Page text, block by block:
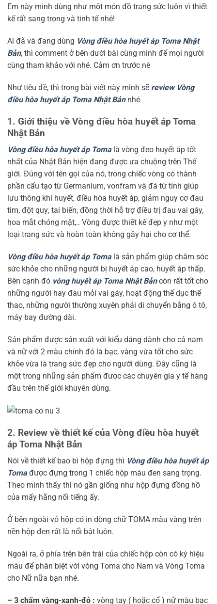
Em này mình dùng như một món đồ trang sức luôn vì thiết
kế rất sang trọng và tinh tế nhé!
Ai đã và đang dùng Vòng điều hòa huyết áp Toma Nhật
Bản, thì comment ở bên dưới bài cùng mình để mọi người
cùng tham khảo với nhé. Cảm ơn trước nè
Như tiêu đề, thì trong bài viết này mình sẽ review Vòng
điều hòa huyết áp Toma Nhật Bảnnhé
1. Giới thiệu về Vòng điều hòa huyết áp Toma
Nhật Bản
Vòng điều hòa huyết áp Toma là vòng đeo huyết áp tốt
nhất của Nhật Bản hiện đang được ưa chuộng trên Thế
giới. Đúng với tên gọi của nó, trong chiếc vòng có thành
phần cấu tạo từ Germanium, vonfram và đá từ tính giúp
lưu thông khí huyết, điều hòa huyết áp, giảm nguy cơ đau
tim, đột quỵ, tai biến, đồng thời hỗ trợ điều trị đau vai gáy,
hoa mắt chóng mặt,.. Vòng được thiết kế đẹp y như một
loại trang sức và hoàn toàn không gây hại cho cơ thể.
Vòng điều hòa huyết áp Tomalà sản phẩm giúp chăm sóc
sức khỏe cho những người bị huyết áp cao, huyết áp thấp.
Bên cạnh đó vòng huyết áp Toma Nhật Bảncòn rất tốt cho
những người hay đau mỏi vai gáy, hoạt động thể dục thể
thao, những người thường xuyên phải di chuyển bằng ô tô,
máy bay đường dài.
Sản phẩm được sản xuất với kiểu dáng dành cho cả nam
và nữ với 2 màu chính đó là bạc, vàng vừa tốt cho sức
khỏe vừa là trang sức đẹp cho người dùng. Đây cũng là
một trong những sản phẩm được các chuyên gia y tế hàng
đầu trên thế giới khuyên dùng.
2. Review về thiết kế của Vòng điều hòa huyết
áp Toma Nhật Bản
Nói về thiết kế bao bì hộp đựng thì Vòng điều hòa huyết áp
Tomađược đựng trong 1 chiếc hộp màu đen sang trọng.
Theo mình thấy thì nó gần giống như hộp đựng đồng hồ
của mấy hãng nổi tiếng ấy.
Ở bên ngoài vỏ hộp có in dòng chữ TOMA màu vàng trên
nền hộp đen rất là nổi bật luôn.
Ngoài ra, ở phía trên bên trái của chiếc hộp còn có ký hiệu
màu để phân biệt với vòng Toma cho Nam và Vòng Toma
cho Nữ nữa bạn nhé.
– 3 chấm vàng-xanh-đỏ : vòng tay ( hoặc cổ ) nữ màu bạc